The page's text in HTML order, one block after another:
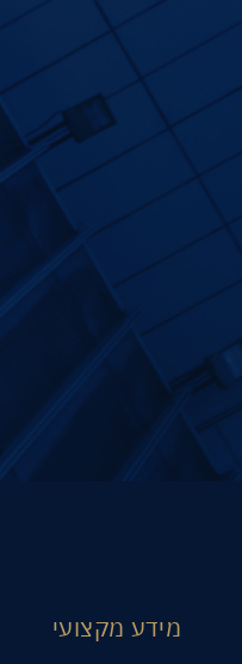
מידע מקצועי